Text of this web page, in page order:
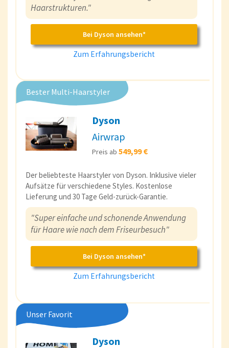
Haarstrukturen."
Bei Dyson ansehen*
Zum Erfahrungsbericht
Bester Multi-Haarstyler
Dyson
Airwrap
Preis ab 549,99 €
Der beliebteste Haarstyler von Dyson. Inklusive vieler
Aufsätze für verschiedene Styles. Kostenlose
Lieferung und 30 Tage Geld-zurück-Garantie.
"Super einfache und schonende Anwendung
für Haare wie nach dem Friseurbesuch"
Bei Dyson ansehen*
Zum Erfahrungsbericht
Unser Favorit
Dyson